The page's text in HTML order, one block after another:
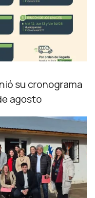
su cronograma
agosto